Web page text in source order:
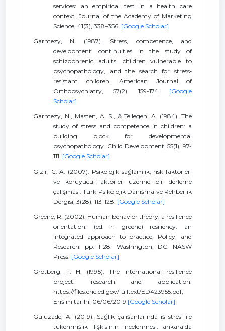
services: an empirical test in a health care
context. Journal of the Academy of Marketing
Science, 41(3), 338–356. [Google Scholar]
Garmezy, N. (1987). Stress, competence, and
development: continuities in the study of
schizophrenic adults, children vulnerable to
psychopathology, and the search for stress‐
resistant children. American Journal of
Orthopsychiatry, 57(2), 159-174. [Google
Scholar]
Garmezy, N., Masten, A. S., & Tellegen, A. (1984). The
study of stress and competence in children: a
building block for developmental
psychopathology. Child Development, 55(1), 97-
111. [Google Scholar]
Gizir, C. A. (2007). Psikolojik sağlamlık, risk faktörleri
ve koruyucu faktörler üzerine bir derleme
çalışması. Türk Psikolojik Danışma ve Rehberlik
Dergisi, 3(28), 113-128. [Google Scholar]
Greene, R. (2002). Human behavior theory: a resilience
orientation. (ed: r. greene) resiliency: an
ıntegrated approach to practice, Policy, and
Research. pp. 1-28. Washington, DC: NASW
Press. [Google Scholar]
Grotberg, F. H. (1995). The ınternational resilience
project: research and application.
https://files.eric.ed.gov/fulltext/ED423955.pdf,
Erişim tarihi: 06/06/2019 [Google Scholar]
Guluzade, A. (2019). Sağlık çalışanlarında iş stresi ile
tükenmişlik ilişkisinin incelenmesi: ankara’da